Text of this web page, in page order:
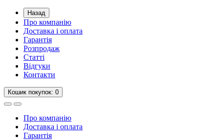
Назад
Про компанію
Доставка і оплата
Гарантія
Розпродаж
Статті
Відгуки
Контакти
Кошик покупок: 0
Про компанію
Доставка і оплата
Гарантія